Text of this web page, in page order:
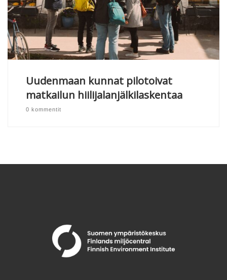
Uudenmaan kunnat pilotoivat
matkailun hiilijalanjälkilaskentaa
0 kommentit